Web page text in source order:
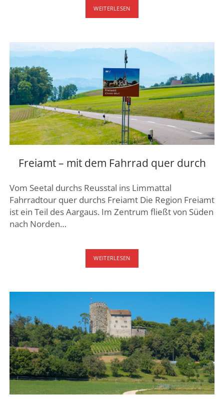
WEITERLESENLANGENTHAL
–
Freiamt – mit dem Fahrrad quer durch
Vom Seetal durchs Reusstal ins Limmattal
Fahrradtour quer durchs Freiamt Die Region Freiamt
ist ein Teil des Aargaus. Im Zentrum fließt von Süden
nach Norden…
WEITERLESENFREIAMT
–
DURCH